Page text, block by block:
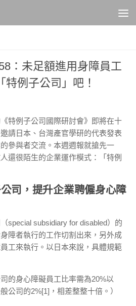
：未足額進用身障員工
特例子公司」吧！
特例子公司國際研討會》即將在十
請日本、台灣產官學研的代表發表
參與者交流。本週週報就搶先一
還很陌生的企業運作模式：「特例
司，提升企業聘僱身心障
special subsidiary for disabled）的
障者執行的工作切割出來，另外成
工來執行。以日本來說，具體規範
司的身心障礙員工比率需為20%以
公司的2%[1]，相差整整十倍。）